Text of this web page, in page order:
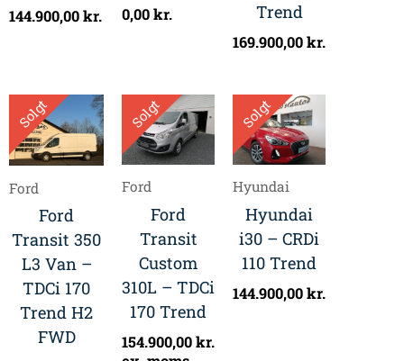
144.900,00kr. 0,00kr.
Trend
169.900,00kr.
Solgt
Ford
Ford
Transit 350
L3 Van –
TDCi 170
Trend H2
FWD
Solgt
Ford
Ford
Transit
Custom
310L – TDCi
170 Trend
154.900,00kr.
Solgt
Hyundai
Hyundai
i30 – CRDi
110 Trend
144.900,00kr.